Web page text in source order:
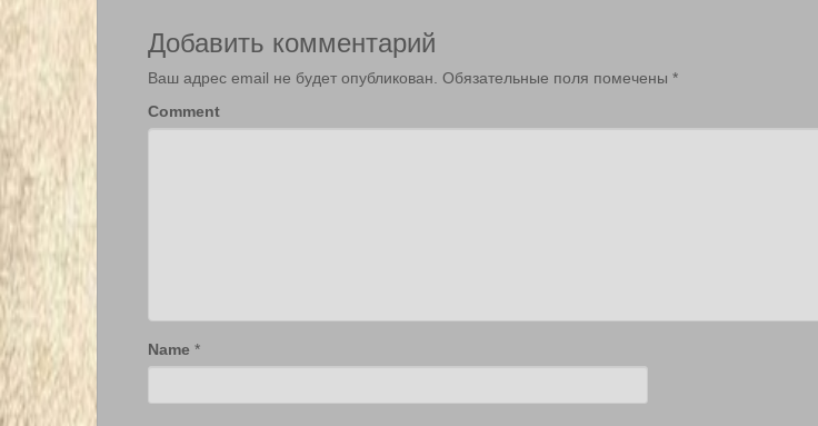
Добавить комментарий
Ваш адрес email не будет опубликован. Обязательные поля помечены *
Comment
Name *